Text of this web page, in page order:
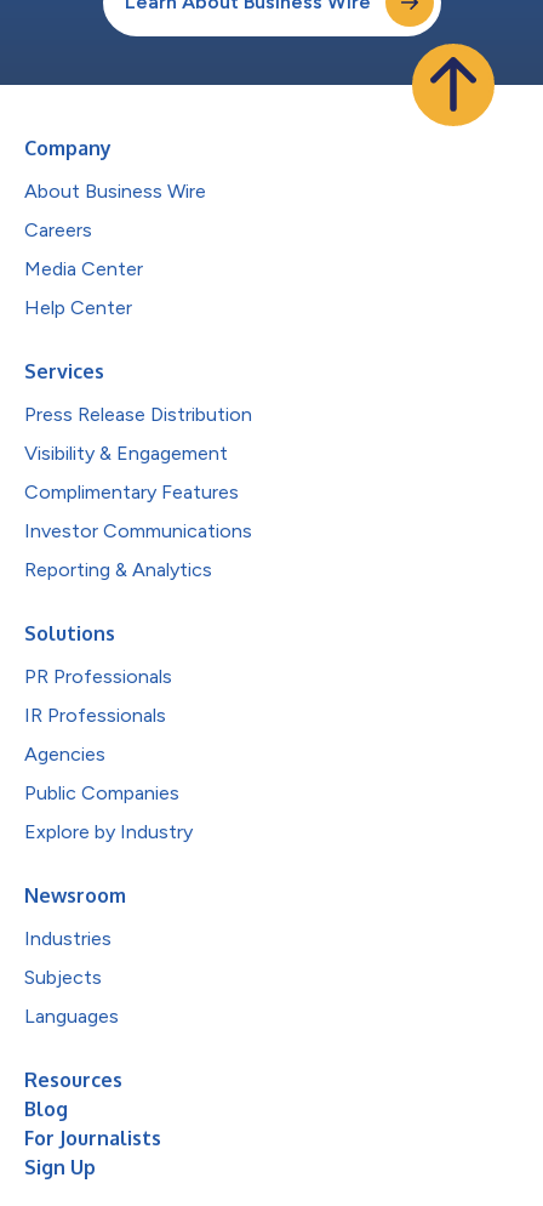
Company
About Business Wire
Careers
Media Center
Help Center
Services
Press Release Distribution
Visibility & Engagement
Complimentary Features
Investor Communications
Reporting & Analytics
Solutions
PR Professionals
IR Professionals
Agencies
Public Companies
Explore by Industry
Newsroom
Industries
Subjects
Languages
Resources
Blog
For Journalists
Sign Up